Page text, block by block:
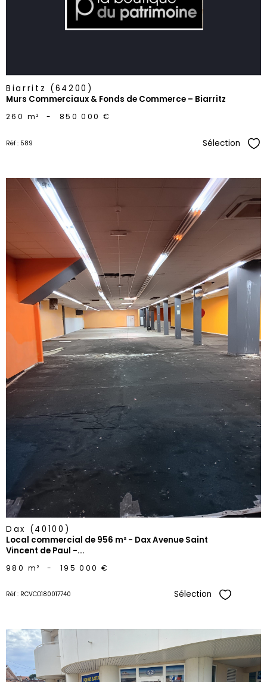
Biarritz (64200)
Murs Commerciaux & Fonds de Commerce – Biarritz
260 m² - 850 000 €
Réf : 589 Sélection
voir le
bien
Dax (40100)
Local commercial de 956 m² - Dax Avenue Saint
Vincent de Paul -...
980 m² - 195 000 €
Réf : RCVCO180017740 Sélection